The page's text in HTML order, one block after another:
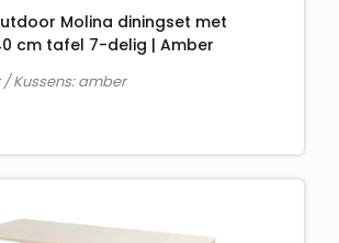
Molina diningset met
cm tafel 7-delig | Amber
Kussens: amber